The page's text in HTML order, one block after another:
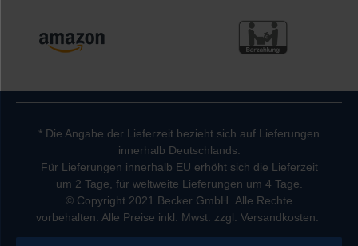
* Die Angabe der Lieferzeit bezieht sich auf Lieferungen
innerhalb Deutschlands.
Für Lieferungen innerhalb EU erhöht sich die Lieferzeit
um 2 Tage, für weltweite Lieferungen um 4 Tage.
© Copyright 2021 Becker GmbH. Alle Rechte
vorbehalten. Alle Preise inkl. Mwst. zzgl. Versandkosten.